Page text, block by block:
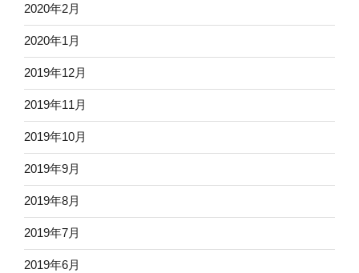
2020年2月
2020年1月
2019年12月
2019年11月
2019年10月
2019年9月
2019年8月
2019年7月
2019年6月